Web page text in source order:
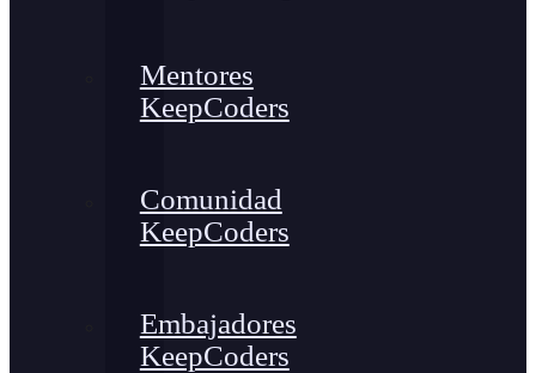
Mentores
KeepCoders
Comunidad
KeepCoders
Embajadores
KeepCoders